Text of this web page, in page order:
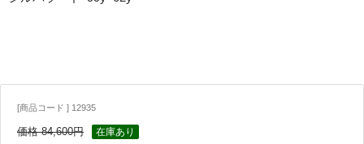
[商品コード ] 12935
価格 84,600円 在庫あり